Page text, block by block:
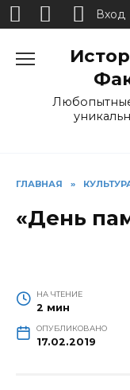
ГЛАВНАЯ »
«День
НА ЧТЕНИЕ
2 мин
ОПУБЛИКОВАНО
17.02.2019
Вход